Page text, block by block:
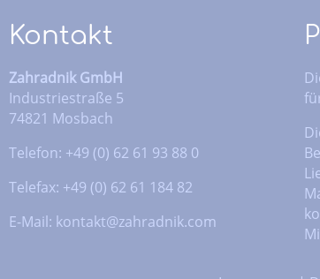
Kontakt
Zahradnik GmbH
Industriestraße 5
74821 Mosbach
Telefon: +49 (0) 62 61 93 88 0
Telefax: +49 (0) 62 61 184 82
E-Mail: kontakt@zahradnik.com